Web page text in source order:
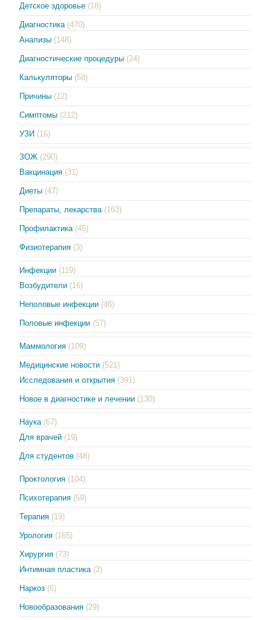
Детское здоровье (18)
Диагностика (470)
Анализы (148)
Диагностические процедуры (24)
Калькуляторы (58)
Причины (12)
Симптомы (212)
УЗИ (16)
ЗОЖ (290)
Вакцинация (31)
Диеты (47)
Препараты, лекарства (163)
Профилактика (46)
Физиотерапия (3)
Инфекции (119)
Возбудители (16)
Неполовые инфекции (46)
Половые инфекции (57)
Маммология (109)
Медицинские новости (521)
Исследования и открытия (391)
Новое в диагностике и лечении (130)
Наука (67)
Для врачей (19)
Для студентов (48)
Проктология (104)
Психотерапия (59)
Терапия (19)
Урология (165)
Хирургия (73)
Интимная пластика (3)
Наркоз (6)
Новообразования (29)